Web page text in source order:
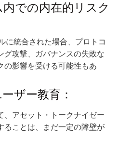
での内在的リスク
に統合された場合、プロトコ
グ攻撃、ガバナンスの失敗な
の影響を受ける可能性もあ
ザー教育：
、アセット・トークナイゼー
ることは、まだ一定の障壁が